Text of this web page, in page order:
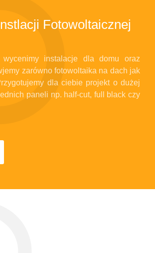
Fotowoltaicznej
wycenimy instalacje dla domu oraz
zarówno fotowoltaika na dach jak
dla ciebie projekt o dużej
paneli np. half-cut, full black czy